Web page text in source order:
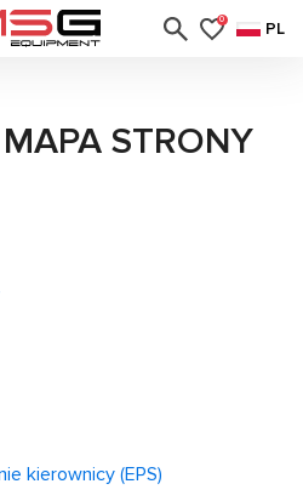
0 PL
STRONY
kierownicy (EPS)